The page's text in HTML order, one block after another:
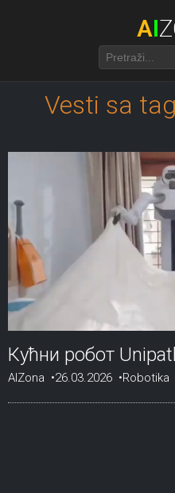
AI
Vesti sa
Кућни робот
AIZona 26.03.2026 Robotika